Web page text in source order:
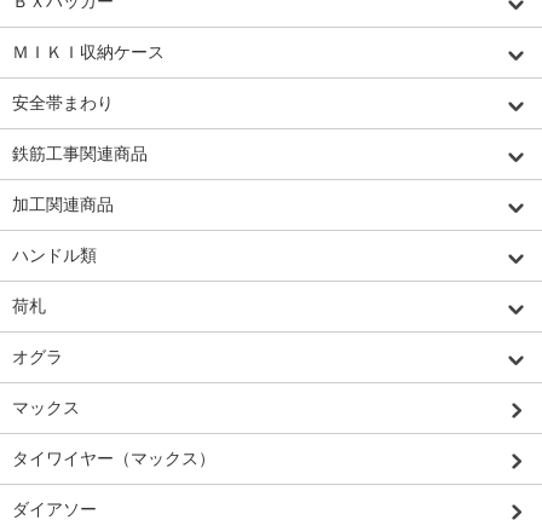
ＭＩＫＩ収納ケース
安全帯まわり
鉄筋工事関連商品
加工関連商品
ハンドル類
荷札
オグラ
マックス
タイワイヤー（マックス）
ダイアソー